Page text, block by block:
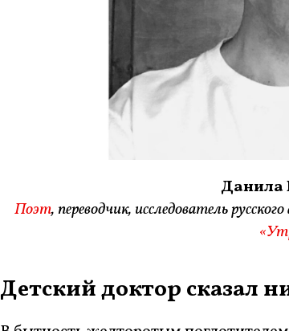
Данила
Поэт, переводчик, исследователь
Детский доктор сказал